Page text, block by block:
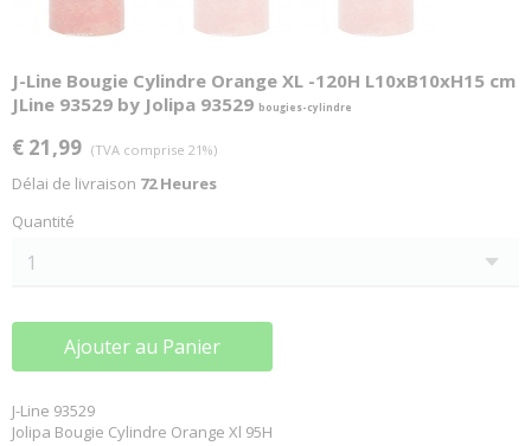
J-Line Bougie Cylindre Orange XL -120H L10xB10xH15 cm
JLine 93529 by Jolipa 93529 bougies-cylindre
€ 21,99 (TVA comprise 21%)
Délai de livraison 72 Heures
Quantité
Ajouter au Panier
J-Line 93529
Jolipa Bougie Cylindre Orange Xl 95H